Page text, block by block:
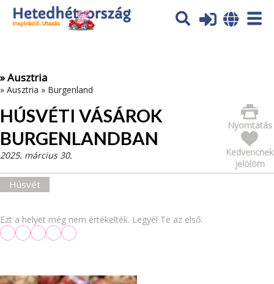
Az oldal sütiket (cookies) használ. További tájékoztatás itt:
Adatvédelmi tájékoztató
» Ausztria
» Ausztria » Burgenland
HÚSVÉTI VÁSÁROK
BURGENLANDBAN
Nyomtatás
Kedvencnek
jelölöm
2025. március 30.
Húsvét
Ezt a helyet még nem értékelték. Legyél Te az első: